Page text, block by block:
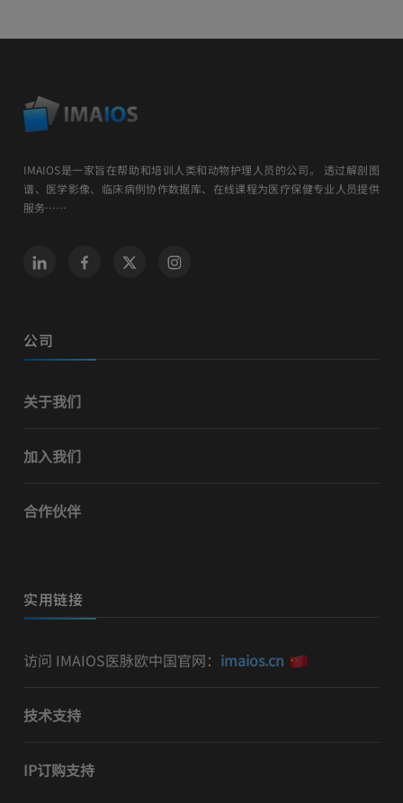
IMAIOS是一家旨在帮助和培训人类和动物护理人员的公司。 透过解剖图
谱、医学影像、临床病例协作数据库、在线课程为医疗保健专业人员提供
服务……
公司
关于我们
加入我们
合作伙伴
实用链接
访问 IMAIOS医脉欧中国官网： imaios.cn
技术支持
IP订购支持